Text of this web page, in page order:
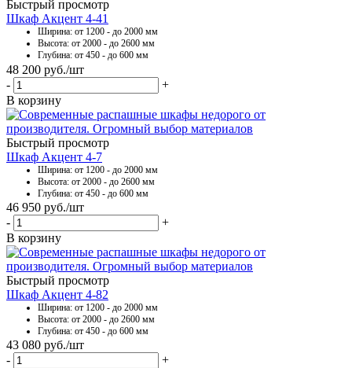
Быстрый просмотр
Шкаф Акцент 4-41
Ширина: от 1200 - до 2000 мм
Высота: от 2000 - до 2600 мм
Глубина: от 450 - до 600 мм
48 200 руб./шт
-
+
В корзину
Быстрый просмотр
Шкаф Акцент 4-7
Ширина: от 1200 - до 2000 мм
Высота: от 2000 - до 2600 мм
Глубина: от 450 - до 600 мм
46 950 руб./шт
-
+
В корзину
Быстрый просмотр
Шкаф Акцент 4-82
Ширина: от 1200 - до 2000 мм
Высота: от 2000 - до 2600 мм
Глубина: от 450 - до 600 мм
43 080 руб./шт
-
+